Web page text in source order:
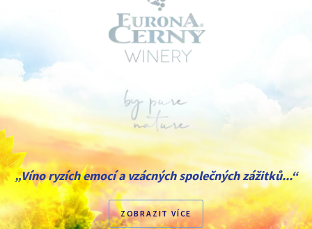
„Víno ryzích emocí a vzácných společných zážitků...“
ZOBRAZIT VÍCE